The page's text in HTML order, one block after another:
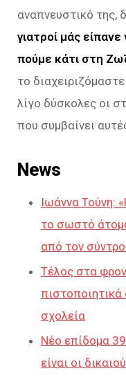
αναπνευστικό της,
γιατροί μάς
πούμε κάτι στη
το
λίγο δύσκολες οι
που συμβαίνει
News
Ιωάννα Τούνη:
το σωστό
από τον
Τέλος στα
σχολεία
Νέο επίδομα
είναι οι